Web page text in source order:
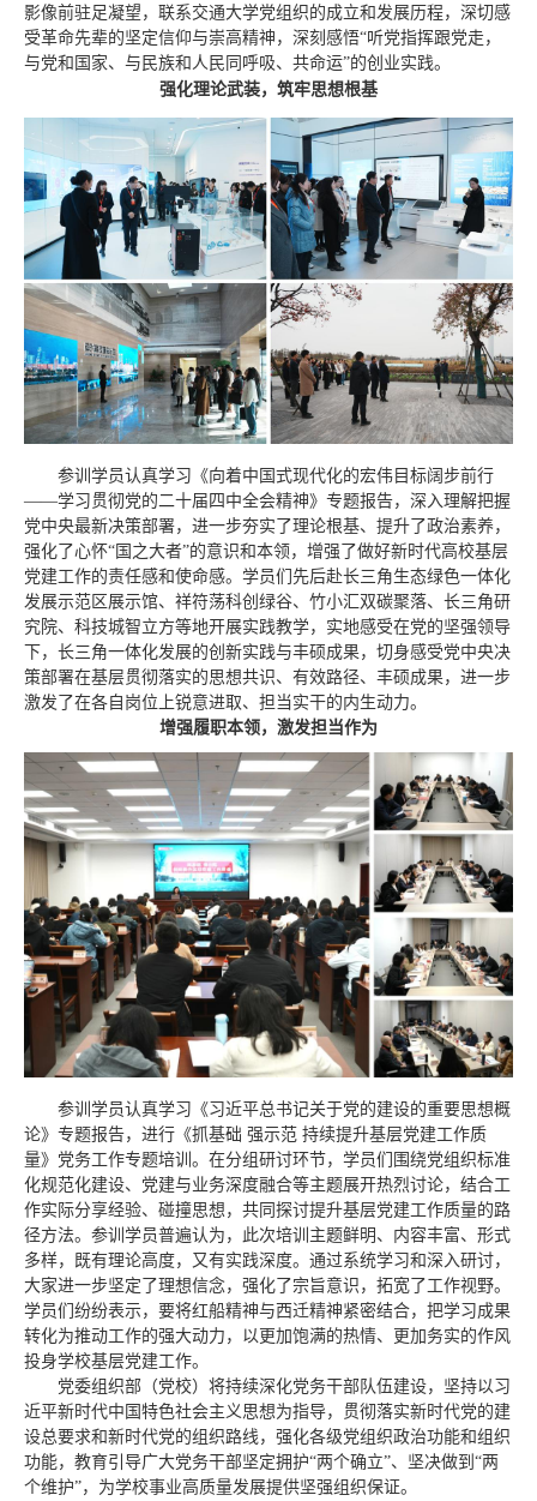
影像前驻足凝望，联系交通大学党组织的成立和发展历程，深切感
受革命先辈的坚定信仰与崇高精神，深刻感悟“听党指挥跟党走，
与党和国家、与民族和人民同呼吸、共命运”的创业实践。
强化理论武装，筑牢思想根基
参训学员认真学习《向着中国式现代化的宏伟目标阔步前行
——学习贯彻党的二十届四中全会精神》专题报告，深入理解把握
党中央最新决策部署，进一步夯实了理论根基、提升了政治素养，
强化了心怀“国之大者”的意识和本领，增强了做好新时代高校基层
党建工作的责任感和使命感。学员们先后赴长三角生态绿色一体化
发展示范区展示馆、祥符荡科创绿谷、竹小汇双碳聚落、长三角研
究院、科技城智立方等地开展实践教学，实地感受在党的坚强领导
下，长三角一体化发展的创新实践与丰硕成果，切身感受党中央决
策部署在基层贯彻落实的思想共识、有效路径、丰硕成果，进一步
激发了在各自岗位上锐意进取、担当实干的内生动力。
增强履职本领，激发担当作为
参训学员认真学习《习近平总书记关于党的建设的重要思想概
论》专题报告，进行《抓基础 强示范 持续提升基层党建工作质
量》党务工作专题培训。在分组研讨环节，学员们围绕党组织标准
化规范化建设、党建与业务深度融合等主题展开热烈讨论，结合工
作实际分享经验、碰撞思想，共同探讨提升基层党建工作质量的路
径方法。参训学员普遍认为，此次培训主题鲜明、内容丰富、形式
多样，既有理论高度，又有实践深度。通过系统学习和深入研讨，
大家进一步坚定了理想信念，强化了宗旨意识，拓宽了工作视野。
学员们纷纷表示，要将红船精神与西迁精神紧密结合，把学习成果
转化为推动工作的强大动力，以更加饱满的热情、更加务实的作风
投身学校基层党建工作。
党委组织部（党校）将持续深化党务干部队伍建设，坚持以习
近平新时代中国特色社会主义思想为指导，贯彻落实新时代党的建
设总要求和新时代党的组织路线，强化各级党组织政治功能和组织
功能，教育引导广大党务干部坚定拥护“两个确立”、坚决做到“两
个维护”，为学校事业高质量发展提供坚强组织保证。